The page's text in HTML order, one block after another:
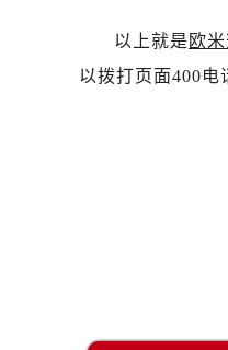
辽
以上就是 欧
以拨打页面400电